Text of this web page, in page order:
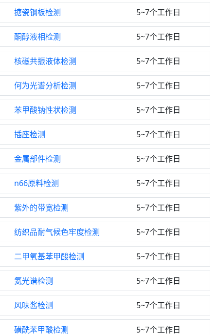
搪瓷钢板检测 5~7个工作日
酮醇液相检测 5~7个工作日
核磁共振液体检测 5~7个工作日
何为光谱分析检测 5~7个工作日
苯甲酸钠性状检测 5~7个工作日
插座检测 5~7个工作日
金属部件检测 5~7个工作日
n66原料检测 5~7个工作日
紫外的带宽检测 5~7个工作日
纺织品耐气候色牢度检测 5~7个工作日
二甲氧基苯甲酸检测 5~7个工作日
氦光谱检测 5~7个工作日
风味酱检测 5~7个工作日
磺酰苯甲酸检测 5~7个工作日